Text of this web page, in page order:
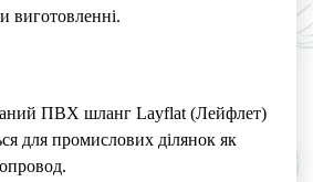
виготовленні.
ПВХ шланг Layflat (Лейфлет)
для промислових ділянок як